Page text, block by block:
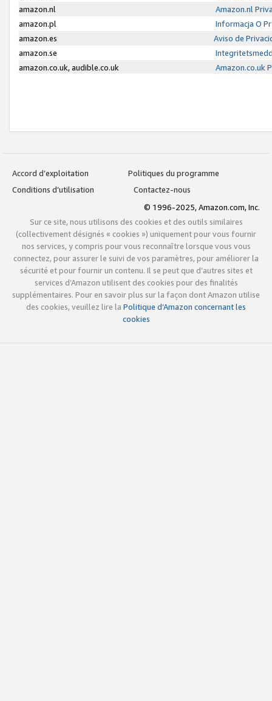
amazon.nl
Amazon.nl
amazon.pl
Informacja O
amazon.es
Aviso de
amazon.se
amazon.co.uk, audible.co.uk
Amazon.co.uk
Accord d’exploitation
Politiques du programme
Conditions d’utilisation
Contactez-nous
© 1996-2025, Amazon.com, Inc.
Sur ce site, nous utilisons des cookies et des outils similaires
(collectivement désignés « cookies ») uniquement pour vous fournir
nos services, y compris pour vous reconnaître lorsque vous vous
connectez, pour assurer le suivi de vos paramètres, pour améliorer la
sécurité et pour fournir un contenu. Il se peut que d’autres sites et
services d’Amazon utilisent des cookies pour des finalités
supplémentaires. Pour en savoir plus sur la façon dont Amazon utilise
des cookies, veuillez lire la Politique d’Amazon concernant les
cookies